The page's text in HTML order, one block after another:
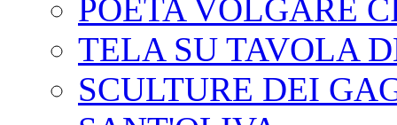
POETA VOLGARE
TELA SU TAVOLA
SCULTURE DEI